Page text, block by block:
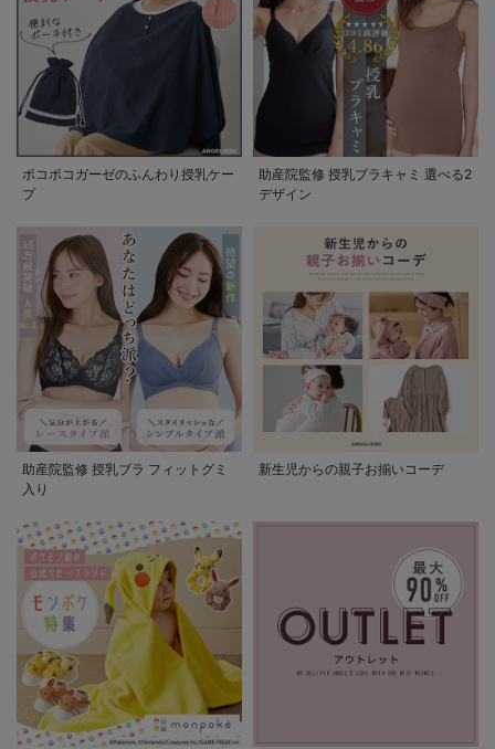
ポコポコガーゼのふんわり授乳ケー
プ
助産院監修 授乳ブラキャミ 選べる2
デザイン
助産院監修 授乳ブラ フィットグミ
入り
新生児からの親子お揃いコーデ